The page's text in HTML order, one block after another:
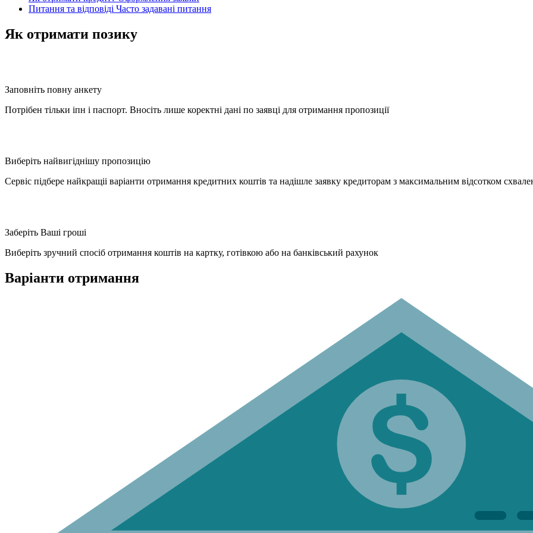
Питання та відповіді Часто задавані питання
Як отримати позику
Заповніть повну анкету
Потрібен тільки іпн і паспорт. Вносіть лише коректні дані по заявці для отримання пропозиції
Виберіть найвигіднішу пропозицію
Сервіс підбере найкращіі варіанти отримання кредитних коштів та надішле заявку кредиторам з максимальним відсотком
Заберіть Ваші гроші
Виберіть зручний спосіб отримання коштів на картку, готівкою або на банківський рахунок
Варіанти отримання